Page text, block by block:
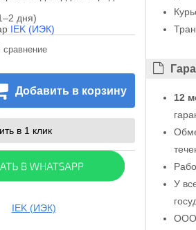
дня)
IEK (ИЭК)
сравнение
Добавить в корзину
в 1 клик
IEK (ИЭК)
12
У
ООО